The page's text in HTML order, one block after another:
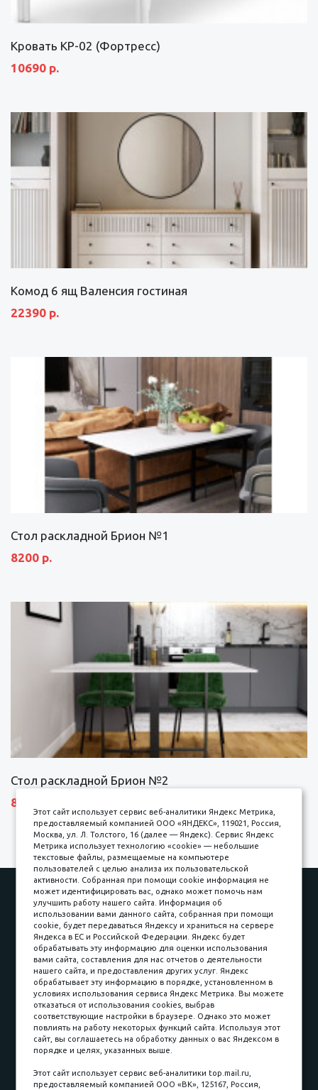
Кровать КР-02 (Фортресс)
10690 р.
Комод 6 ящ Валенсия гостиная
22390 р.
Стол раскладной Брион №1
8200 р.
Стол раскладной Брион №2
8690 р.
Наши работы
Оплата
Доставка и сборка
Гарантии
Карьера в компании
Контакты
Принимаем к оплате
Наличные
пл. Соляная, 6, стр. 16
Этот сайт использует сервис веб-аналитики Яндекс Метрика,
предоставляемый компанией ООО «ЯНДЕКС», 119021, Россия,
Москва, ул. Л. Толстого, 16 (далее — Яндекс). Сервис Яндекс
Метрика использует технологию «cookie» — небольшие
текстовые файлы, размещаемые на компьютере
пользователей с целью анализа их пользовательской
активности. Собранная при помощи cookie информация не
может идентифицировать вас, однако может помочь нам
улучшить работу нашего сайта. Информация об
использовании вами данного сайта, собранная при помощи
cookie, будет передаваться Яндексу и храниться на сервере
Яндекса в ЕС и Российской Федерации. Яндекс будет
обрабатывать эту информацию для оценки использования
вами сайта, составления для нас отчетов о деятельности
нашего сайта, и предоставления других услуг. Яндекс
обрабатывает эту информацию в порядке, установленном в
условиях использования сервиса Яндекс Метрика. Вы можете
отказаться от использования cookies, выбрав
соответствующие настройки в браузере. Однако это может
повлиять на работу некоторых функций сайта. Используя этот
сайт, вы соглашаетесь на обработку данных о вас Яндексом в
порядке и целях, указанных выше.
Этот сайт использует сервис веб-аналитики top.mail.ru,
предоставляемый компанией ООО «ВК», 125167, Россия,